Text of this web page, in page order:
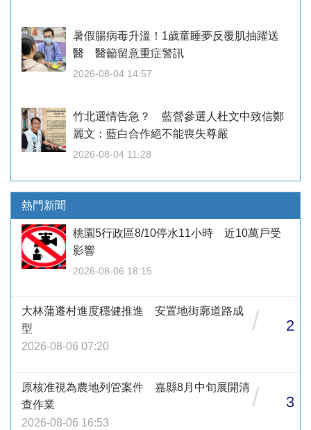
暑假腸病毒升溫！1歲童睡夢反覆肌抽躍送
醫 醫籲留意重症警訊
2026-08-04 14:57
竹北選情告急？ 藍營參選人杜文中致信鄭
麗文：藍白合作絕不能喪失尊嚴
2026-08-04 11:28
熱門新聞
桃園5行政區8/10停水11小時 近10萬戶受
影響
2026-08-06 18:15
大林蒲遷村進度穩健推進 安置地街廓道路成
型
2026-08-06 07:20
/ 2
原核准視為農地列管案件 嘉縣8月中旬展開清
查作業
2026-08-06 16:53
/ 3